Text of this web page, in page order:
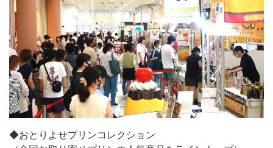
◆おとりよせプリンコレクション